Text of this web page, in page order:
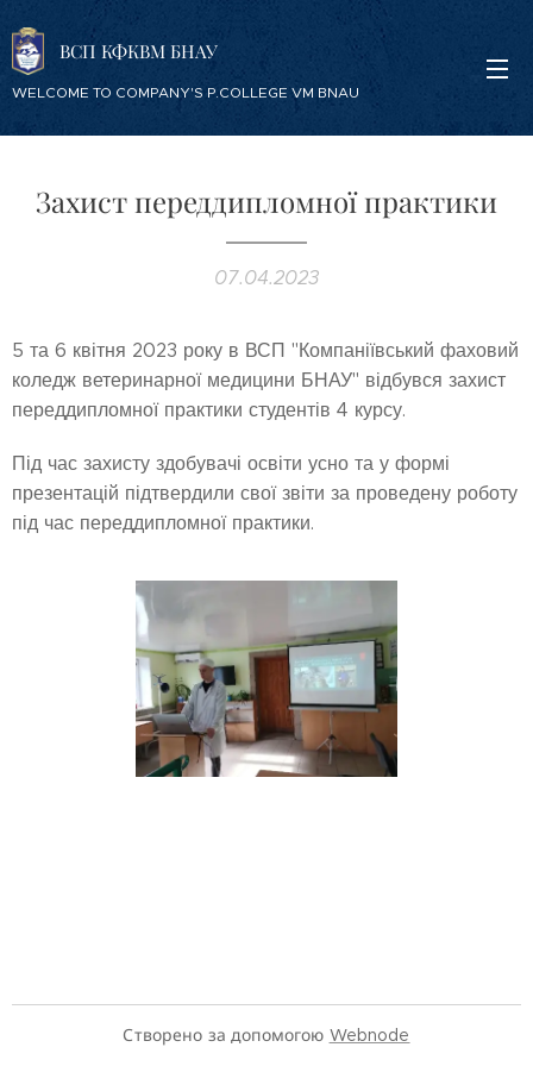
ВСП КФКВМ БНАУ
WELCOME TO COMPANY'S P.COLLEGE VM BNAU
Захист переддипломної практики
07.04.2023
5 та 6 квітня 2023 року в ВСП "Компаніївський фаховий
коледж ветеринарної медицини БНАУ" відбувся захист
переддипломної практики студентів 4 курсу.
Під час захисту здобувачі освіти усно та у формі
презентацій підтвердили свої звіти за проведену роботу
під час переддипломної практики.
Створено за допомогою Webnode